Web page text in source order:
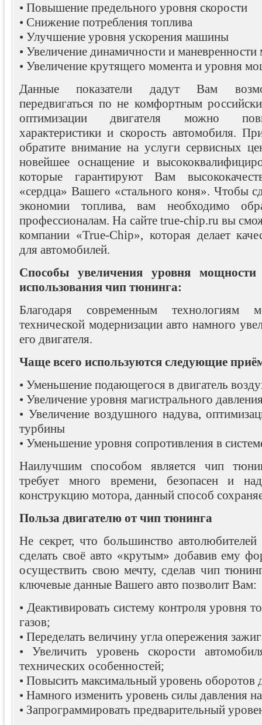
• Повышение предельного уровня скорости
• Снижение потребления топлива
• Улучшение уровня ускорения машины
• Увеличение динамичности и
• Увеличение крутящего момента и уровня
Данные показатели дадут Вам
передвигаться по не комфортным
оптимизации двигателя можно
характеристики и скорость автомобиля.
обратите внимание на услуги сервисных
новейшее оснащение и
которые гарантируют Вам
«сердца» Вашего «стального коня». Чтобы
экономии топлива, вам необходимо
профессионалам. На сайте true-chip.ru вы
компании «True-Chip», которая делает
для автомобилей.
Способы увеличения уровня мощности
использования чип тюнинга:
Благодаря современным
технической модернизации авто намного
его двигателя.
Чаще всего используются следующие
• Уменьшение подающегося в двигатель
• Увеличение уровня магистрального
• Увеличение воздушного надува,
турбины
• Уменьшение уровня сопротивления в
Наилучшим способом является чип
требует много времени, безопасен и
конструкцию мотора, данный способ
Польза двигателю от чип тюнинга
Не секрет, что большинство
сделать своё авто «крутым» добавив ему
осуществить свою мечту, сделав чип
ключевые данные Вашего авто позволит Вам:
• Деактивировать систему контроля уровня
газов;
• Переделать величину угла опережения
• Увеличить уровень скорости
технических особенностей;
• Повысить максимальный уровень оборотов
• Намного изменить уровень силы давления
• Запрограммировать предварительный